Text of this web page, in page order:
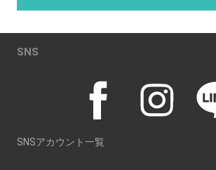
SNS
SNSアカウント一覧